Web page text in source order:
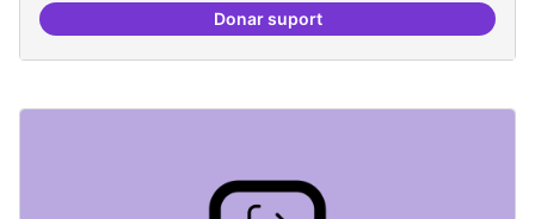
Donar suportFormació FLOSS a Casals de